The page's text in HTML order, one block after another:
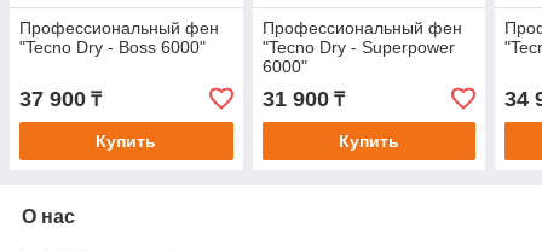
Профессиональный фен
"Tecno Dry - Boss 6000"
37 900 ₸
Купить
Профессиональный фен
"Tecno Dry - Superpower
6000"
31 900₸
Купить
34
О нас